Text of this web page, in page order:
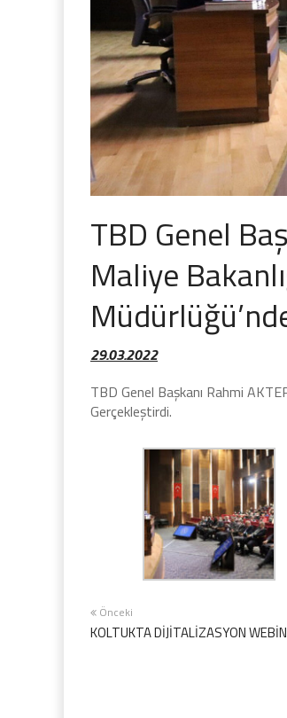
TBD Genel
Maliye
29.03.2022
TBD Genel Başkanı Rahmi
Gerçekleştirdi.
Önceki
KOLTUKTA DİJİTALİZASYON